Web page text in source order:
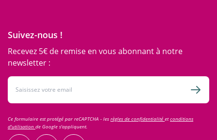
Suivez-nous !
Recevez 5€ de remise en vous abonnant à notre
newsletter :
Adresse email
Ce formulaire est protégé par reCAPTCHA - les règles de confidentialité etconditions
d'utilisation de Google s'appliquent.